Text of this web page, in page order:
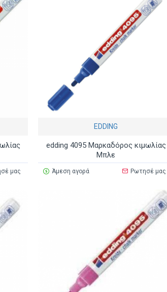
μας
EDDING
edding 4095 Μαρκαδόρος κιμωλίας
Μπλε
Άμεση αγορά Ρωτησέ μας